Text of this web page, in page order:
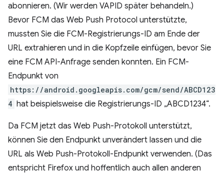
abonnieren. (Wir werden VAPID später behandeln.)
Bevor FCM das Web Push Protocol unterstützte,
mussten Sie die FCM-Registrierungs-ID am Ende der
URL extrahieren und in die Kopfzeile einfügen, bevor Sie
eine FCM API-Anfrage senden konnten. Ein FCM-
Endpunkt von
https://android.googleapis.com/gcm/send/ABCD123
4 hat beispielsweise die Registrierungs-ID „ABCD1234“.
Da FCM jetzt das Web Push-Protokoll unterstützt,
können Sie den Endpunkt unverändert lassen und die
URL als Web Push-Protokoll-Endpunkt verwenden. (Das
entspricht Firefox und hoffentlich auch allen anderen